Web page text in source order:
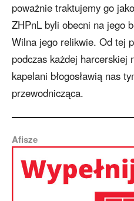
poważnie traktujemy go
ZHPnL byli obecni na jego
Wilna jego relikwie. Od tej
podczas każdej harcerskiej
kapelani błogosławią nas
przewodnicząca.
Afisze